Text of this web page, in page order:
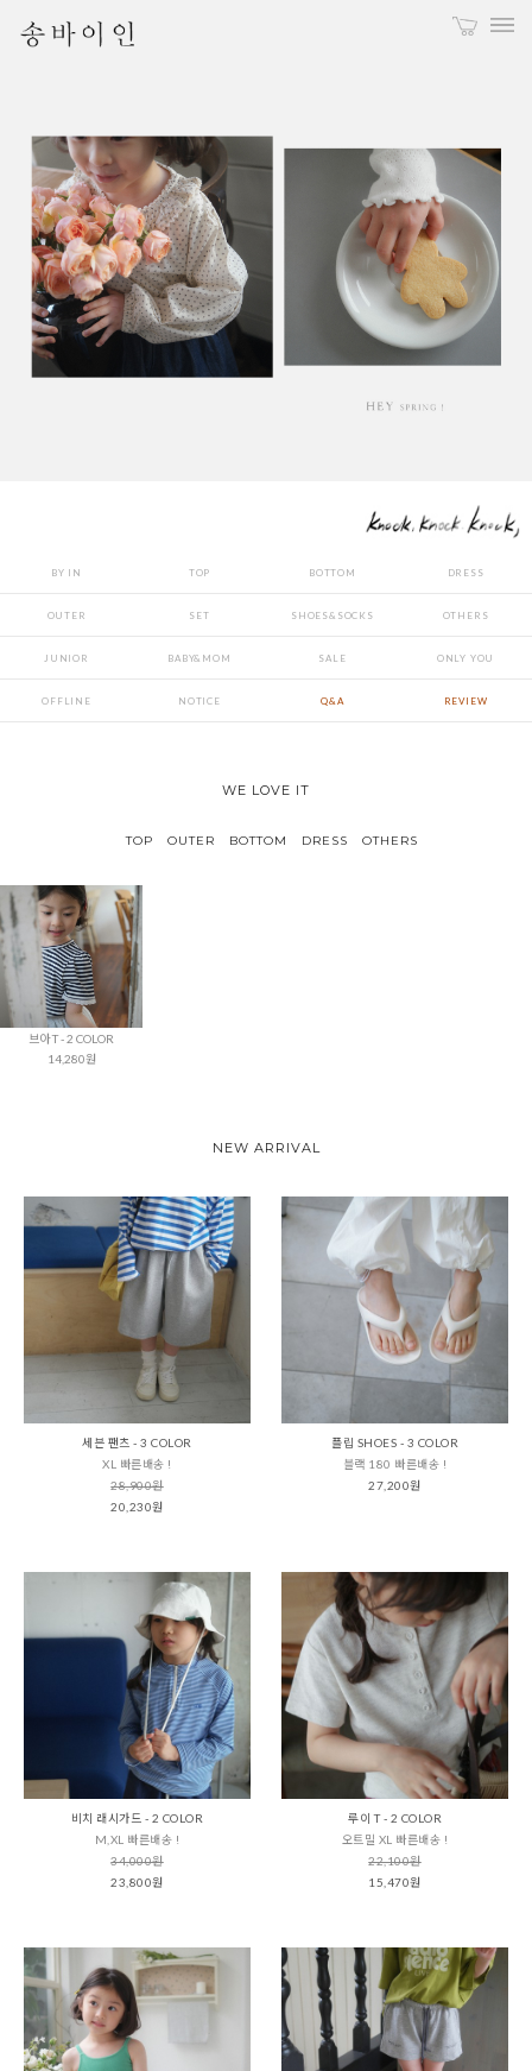
BY IN TOP BOTTOM DRESS
OUTER SET SHOES&SOCKS OTHERS
JUNIOR BABY&MOM SALE ONLY YOU
OFFLINE NOTICE Q&A REVIEW
WE LOVE IT
TOP OUTER BOTTOM DRESS OTHERS
브아 T - 2 COLOR
14,280원
NEW ARRIVAL
세븐 팬츠 - 3 COLOR
XL 빠른배송 !
28,900원
20,230원
플립 SHOES - 3 COLOR
블랙 180 빠른배송 !
27,200원
비치 래시가드 - 2 COLOR
M,XL 빠른배송 !
34,000원
23,800원
루이 T - 2 COLOR
오트밀 XL 빠른배송 !
22,100원
15,470원